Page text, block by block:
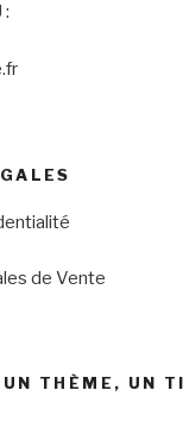
:
de Vente
UN THÈME, UN